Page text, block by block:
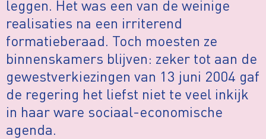
leggen. Het was een van de weinige
realisaties na een irriterend
formatieberaad. Toch moesten ze
binnenskamers blijven: zeker tot aan de
gewestverkiezingen van 13 juni 2004 gaf
de regering het liefst niet te veel inkijk
in haar ware sociaal-economische
agenda.